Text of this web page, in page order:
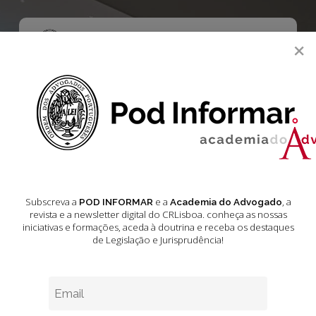
main
Menu
Delegações
Arrendamento nas
Delegações
×
Subscreva a POD INFORMARe a Academia do Advogado, a
revista e a newsletter digital do CRLisboa. conheça as nossas
iniciativas e formações, aceda à doutrina e receba os destaques
de Legislação e Jurisprudência!